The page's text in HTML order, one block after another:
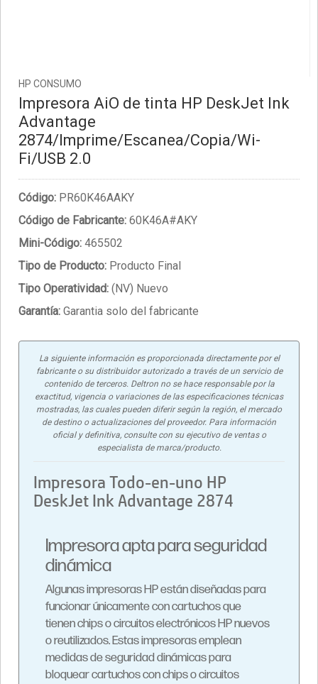
HP CONSUMO
Impresora AiO de tinta HP DeskJet Ink
Advantage
2874/Imprime/Escanea/Copia/Wi-
Fi/USB 2.0
Código: PR60K46AAKY
Código de Fabricante: 60K46A#AKY
Mini-Código: 465502
Tipo de Producto: Producto Final
Tipo Operatividad: (NV) Nuevo
Garantía: Garantia solo del fabricante
La siguiente información es proporcionada directamente por el
fabricante o su distribuidor autorizado a través de un servicio de
contenido de terceros. Deltron no se hace responsable por la
exactitud, vigencia o variaciones de las especificaciones técnicas
mostradas, las cuales pueden diferir según la región, el mercado
de destino o actualizaciones del proveedor. Para información
oficial y definitiva, consulte con su ejecutivo de ventas o
especialista de marca/producto.
Impresora Todo-en-uno HP
DeskJet Ink Advantage 2874
Impresora apta para seguridad
dinámica
Algunas impresoras HP están diseñadas para
funcionar únicamente con cartuchos que
tienen chips o circuitos electrónicos HP nuevos
o reutilizados. Estas impresoras emplean
medidas de seguridad dinámicas para
bloquear cartuchos con chips o circuitos